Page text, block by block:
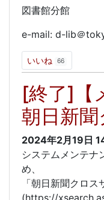
図書館分館
e-mail: d-lib＠
いいね 66
[終了]【
朝日新
2024年2月19日
システムメンテナ
め、
「朝日新聞クロス